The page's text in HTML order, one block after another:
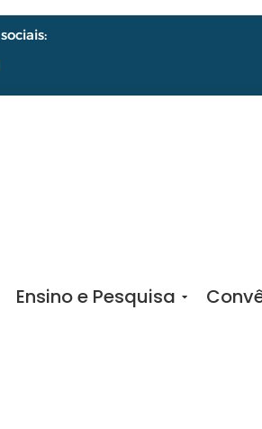
Ensino e Pesquisa